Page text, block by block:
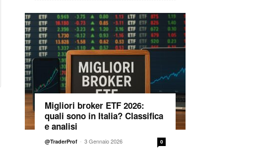
Migliori broker ETF 2026:
quali sono in Italia? Classifica
e analisi
@TraderProf - 3 Gennaio 2026 0